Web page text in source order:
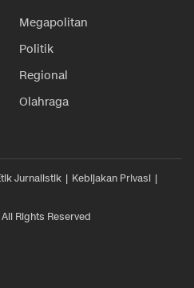
Megapolitan
Politik
Regional
Olahraga
Jurnalistik
Kebijakan Privasi
Rights Reserved